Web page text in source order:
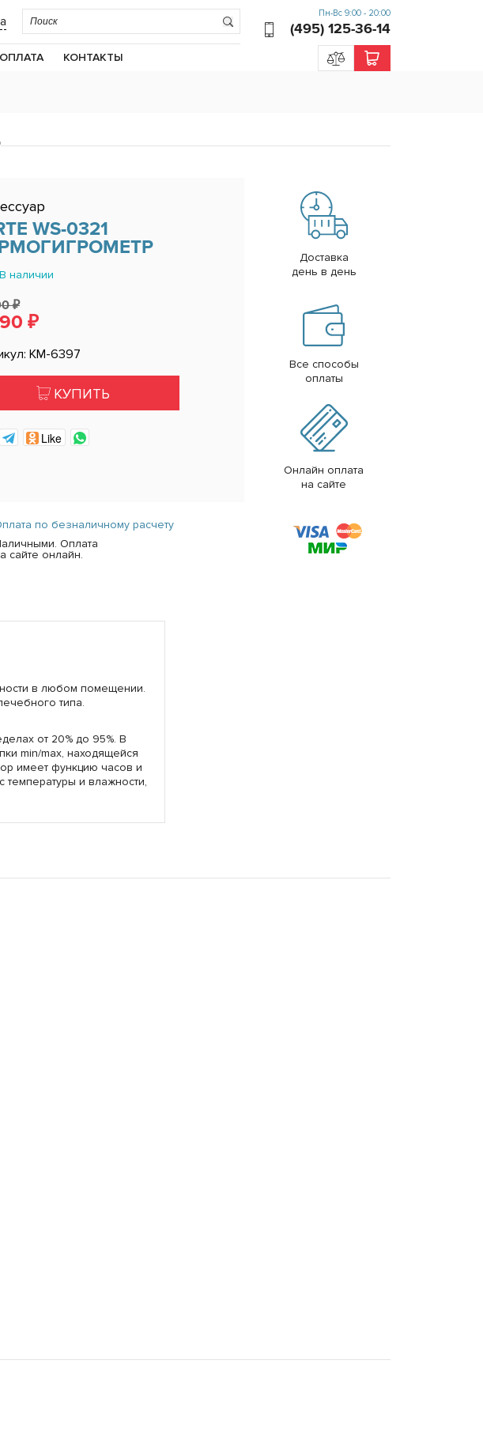
ОПЛАТА КОНТАКТЫ
Пн-Вс 9:00 - 20:00
(495) 125-36-14
WS-0321
В наличии
₽
₽
КМ-6397
КУПИТЬ
Like
Доставка
день в день
Все способы
оплаты
Онлайн оплата
на сайте
по безналичному расчету
Оплата
сайте онлайн.
в любом помещении.
типа.
от 20% до 95%. В
min/max, находящейся
имеет функцию часов и
и влажности,